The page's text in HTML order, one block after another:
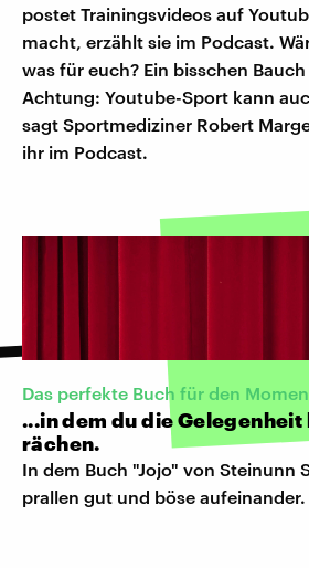
postet Trainingsvideos auf
macht, erzählt sie im Podcast.
was für euch? Ein bisschen Bauch
Achtung: Youtube-Sport kann
sagt Sportmediziner Robert
ihr im Podcast.
Das perfekte Buch für den
...in dem du die Gelegenheit
rächen.
In dem Buch "Jojo" von Steinunn
prallen gut und böse aufeinander.